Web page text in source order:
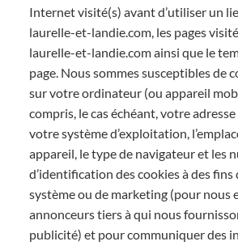
Internet visité(s) avant d’utiliser un
laurelle-et-landie.com, les pages
laurelle-et-landie.com ainsi que le
page. Nous sommes susceptibles de
sur votre ordinateur (ou appareil
compris, le cas échéant, votre
votre système d’exploitation,
appareil, le type de navigateur et les
d’identification des cookies à des
système ou de marketing (pour nous
annonceurs tiers à qui nous
publicité) et pour communiquer des